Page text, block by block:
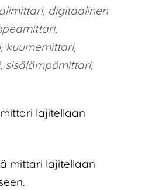
, digitaalinen
,
, kuumemittari,
, sisälämpömittari,
lajitellaan
mittari lajitellaan